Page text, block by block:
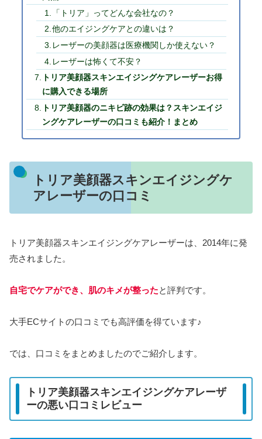
「トリア」ってどんな会社なの？
他のエイジングケアとの違いは？
レーザーの美顔器は医療機関しか使えない？
レーザーは怖くて不安？
トリア美顔器スキンエイジングケアレーザーお得
に購入できる場所
トリア美顔器のニキビ跡の効果は？スキンエイジ
ングケアレーザーの口コミも紹介！まとめ
トリア美顔器スキンエイジングケ
アレーザーの口コミ
トリア美顔器スキンエイジングケアレーザーは、2014年に発
売されました。
自宅でケアができ、肌のキメが整ったと評判です。
大手ECサイトの口コミでも高評価を得ています♪
では、口コミをまとめましたのでご紹介します。
トリア美顔器スキンエイジングケアレーザ
ーの悪い口コミレビュー